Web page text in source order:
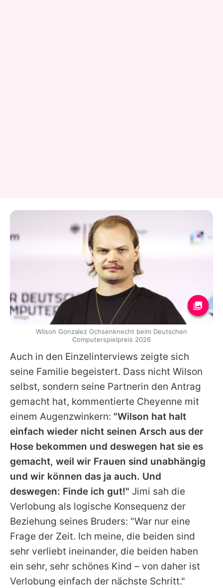
Auch in den Einzelinterviews zeigte sich
seine Familie begeistert. Dass nicht Wilson
selbst, sondern seine Partnerin den Antrag
gemacht hat, kommentierte Cheyenne mit
einem Augenzwinkern: "Wilson hat halt
einfach wieder nicht seinen Arsch aus der
Hose bekommen und deswegen hat sie es
gemacht, weil wir Frauen sind unabhängig
und wir können das ja auch. Und
deswegen: Finde ich gut!" Jimi sah die
Verlobung als logische Konsequenz der
Beziehung seines Bruders: "War nur eine
Frage der Zeit. Ich meine, die beiden sind
sehr verliebt ineinander, die beiden haben
ein sehr, sehr schönes Kind – von daher ist
Verlobung einfach der nächste Schritt."
Imago
Wilson Gonzalez Ochsenknecht beim Deutschen
Computerspielpreis 2026